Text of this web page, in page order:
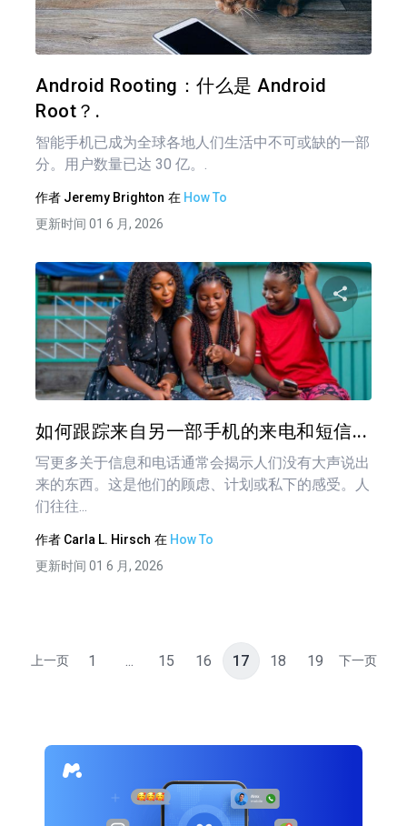
Android Rooting：什么是 Android
Root？.
智能手机已成为全球各地人们生活中不可或缺的一部
分。用户数量已达 30 亿。.
作者 Jeremy Brighton 在 How To
更新时间 01 6 月, 2026
分
如何跟踪来自另一部手机的来电和短信...
写更多关于信息和电话通常会揭示人们没有大声说出
来的东西。这是他们的顾虑、计划或私下的感受。人
们往往...
作者 Carla L. Hirsch 在 How To
更新时间 01 6 月, 2026
文
导
上一页 1 ... 15 16 17 18 19 下一页